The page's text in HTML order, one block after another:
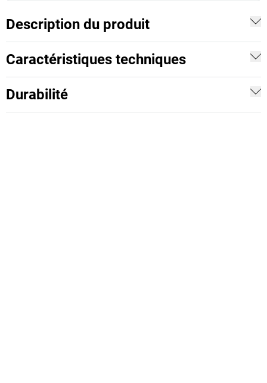
Description du produit
Caractéristiques techniques
Durabilité